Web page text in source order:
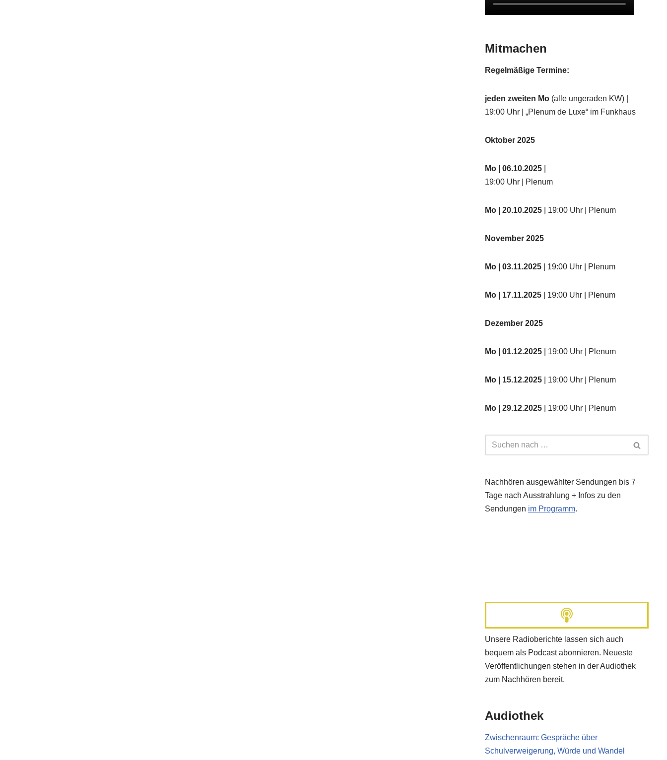
Mitmachen
Regelmäßige Termine:
jeden zweiten Mo (alle ungeraden KW) |
19:00 Uhr | „Plenum de Luxe“ im Funkhaus
Oktober 2025
Mo | 06.10.2025
19:00 Uhr | Plenum
Mo | 20.10.2025 | 19:00 Uhr | Plenum
November 2025
Mo | 03.11.2025 | 19:00 Uhr | Plenum
Mo | 17.11.2025 | 19:00 Uhr | Plenum
Dezember 2025
Mo | 01.12.2025 | 19:00 Uhr | Plenum
Mo | 15.12.2025 | 19:00 Uhr | Plenum
Mo | 29.12.2025 | 19:00 Uhr | Plenum
Nachhören ausgewählter Sendungen bis 7
Tage nach Ausstrahlung + Infos zu den
Sendungen im Programm.
Unsere Radioberichte lassen sich auch
bequem als Podcast abonnieren. Neueste
Veröffentlichungen stehen in der Audiothek
zum Nachhören bereit.
Audiothek
Zwischenraum: Gespräche über
Schulverweigerung, Würde und Wandel